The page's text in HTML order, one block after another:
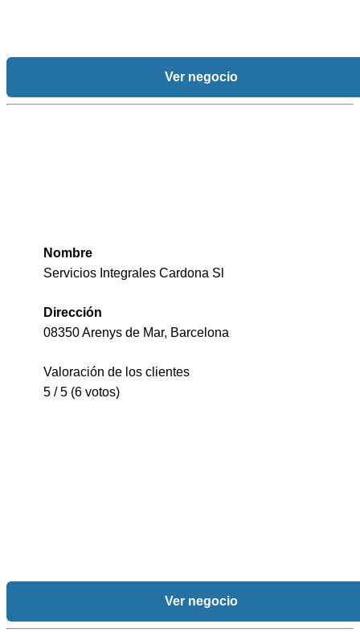
Ver negocio
Nombre
Servicios Integrales Cardona Sl
Dirección
08350 Arenys de Mar, Barcelona
Valoración de los clientes
5 / 5 (6 votos)
Ver negocio